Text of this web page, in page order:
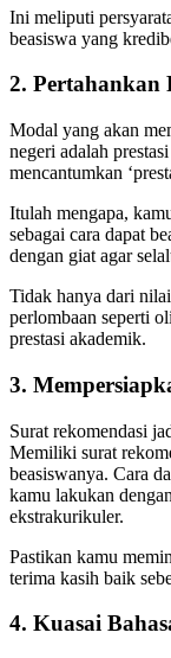
Ini meliputi
beasiswa yang
2. Pertahankan
Modal yang akan
negeri adalah
mencantumkan
Itulah mengapa,
sebagai cara dapat
dengan giat agar
Tidak hanya dari
perlombaan seperti
prestasi akademik.
3.
Surat rekomendasi
Memiliki surat
beasiswanya. Cara
kamu lakukan
ekstrakurikuler.
Pastikan kamu
terima kasih baik
4. Kuasai